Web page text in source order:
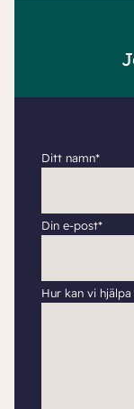
Ditt namn*
Din e-post*
Hur kan vi